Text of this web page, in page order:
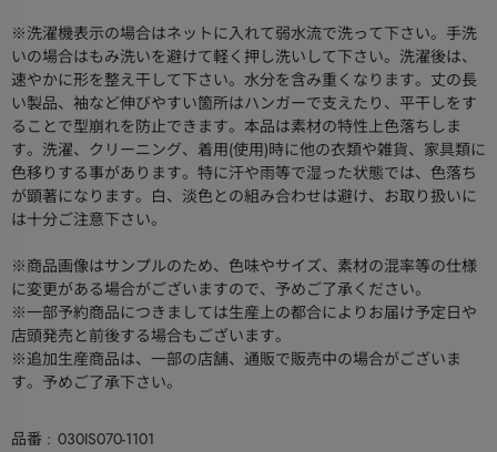
※洗濯機表示の場合はネットに入れて弱水流で洗って下さい。手洗
いの場合はもみ洗いを避けて軽く押し洗いして下さい。洗濯後は、
速やかに形を整え干して下さい。水分を含み重くなります。丈の長
い製品、袖など伸びやすい箇所はハンガーで支えたり、平干しをす
ることで型崩れを防止できます。本品は素材の特性上色落ちしま
す。洗濯、クリーニング、着用(使用)時に他の衣類や雑貨、家具類に
色移りする事があります。特に汗や雨等で湿った状態では、色落ち
が顕著になります。白、淡色との組み合わせは避け、お取り扱いに
は十分ご注意下さい。
※商品画像はサンプルのため、色味やサイズ、素材の混率等の仕様
に変更がある場合がございますので、予めご了承ください。
※一部予約商品につきましては生産上の都合によりお届け予定日や
店頭発売と前後する場合もございます。
※追加生産商品は、一部の店舗、通販で販売中の場合がございま
す。予めご了承下さい。
品番
030IS070-1101